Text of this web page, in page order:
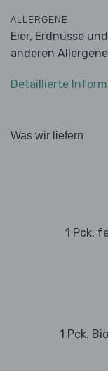
ALLERGENE
Eier, Erdnüsse
anderen
Detaillierte
Was wir liefern
1 Pck.
1 Pck.